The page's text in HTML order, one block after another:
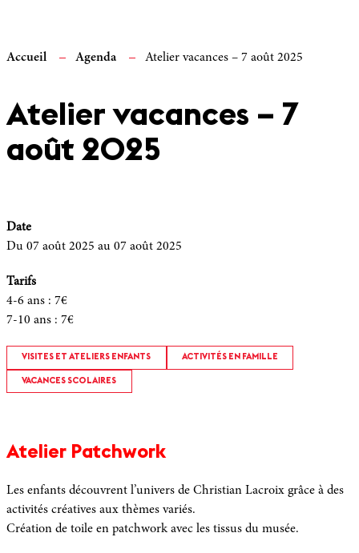
Accueil Agenda Atelier vacances – 7 août 2025
Atelier vacances – 7
août 2025
Date
Du 07 août 2025 au 07 août 2025
Tarifs
4-6 ans : 7€
7-10 ans : 7€
VISITES ET ATELIERS ENFANTS ACTIVITÉS EN FAMILLE
VACANCES SCOLAIRES
Atelier Patchwork
Les enfants découvrent l’univers de Christian Lacroix grâce à des
activités créatives aux thèmes variés.
Création de toile en patchwork avec les tissus du musée.